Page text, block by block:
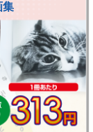
集